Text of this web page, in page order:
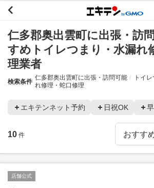
仁多郡奥出雲町に出張・訪
すめトイレつまり・水漏れ
理業者
検索条件
仁多郡奥出雲町に出張・訪問可能
トイ
れ修理・蛇口修理
エキテンネット予約 日祝OK
10 件
店舗公式